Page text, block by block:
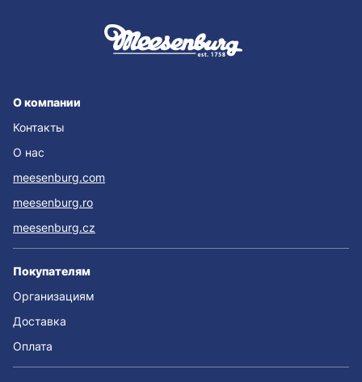
О компании
Контакты
О нас
meesenburg.com
meesenburg.ro
meesenburg.cz
Покупателям
Организациям
Доставка
Оплата